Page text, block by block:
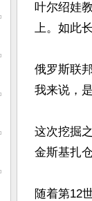
叶尔绍娃
上。如此
俄罗斯联
我来说，
这次挖掘
金斯基扎
随着第12